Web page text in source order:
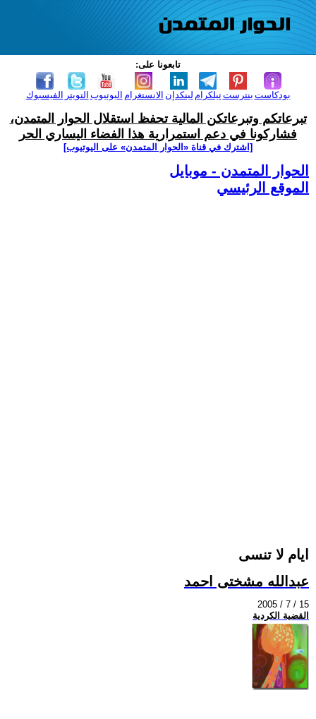
تابعونا على:
الفيسبوك التويتر اليوتيوب الانستغرام لينكدإن تيلكرامبنترست بودكاست
تبرعاتكم وتبرعاتكن المالية تحفظ استقلال الحوار المتمدن،
فشاركونا في دعم استمرارية هذا الفضاء اليساري الحر
[اشترك في قناة ‫«الحوار المتمدن» على اليوتيوب]
الحوار المتمدن - موبايل
الموقع الرئيسي
ايام لا تنسى
عبدالله مشختى احمد
2005 / 7 / 15
القضية الكردية